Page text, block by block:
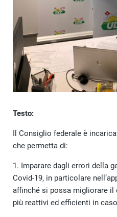
Testo:
Il Consiglio federale è
che permetta di:
1. Imparare dagli errori della
Covid-19, in particolare
affinché si possa migliorare il
più reattivi ed efficienti in